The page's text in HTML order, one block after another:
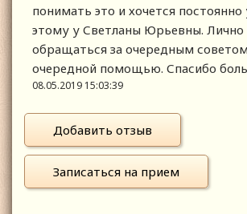
понимать это и хочется постоянно
этому у Светланы Юрьевны. Лично
обращаться за очередным
очередной помощью. Спасибо
08.05.2019 15:03:39
Добавить отзыв
Записаться на прием